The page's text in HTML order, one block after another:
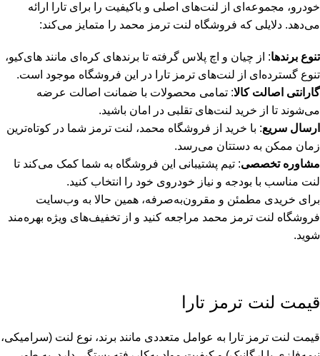
خودرو، مجموعه‌ای از لنت‌های اصلی و باکیفیت را برای تارا ارائه
می‌دهد. دلایلی که فروشگاه لنت ترمز محمد را متمایز می‌کند:
تنوع برندها: از چیان و اچ پلاس گرفته تا برندهای کره‌ای مانند های‌کیو،
تنوع گسترده‌ای از لنت‌های ترمز تارا در این فروشگاه موجود است.
گارانتی اصالت کالا: تمامی محصولات با ضمانت اصالت عرضه
می‌شوند تا از خرید لنت‌های تقلبی در امان باشید.
ارسال سریع: با خرید از فروشگاه محمد، لنت ترمز شما در کوتاه‌ترین
زمان ممکن به دستتان می‌رسد.
مشاوره تخصصی: تیم پشتیبانی این فروشگاه به شما کمک می‌کند تا
لنت مناسب با بودجه و نیاز خودروی خود را انتخاب کنید.
برای خریدی مطمئن و مقرون‌به‌صرفه، همین حالا به وب‌سایت
فروشگاه لنت ترمز محمد مراجعه کنید و از تخفیف‌های ویژه بهره‌مند
شوید.
قیمت لنت ترمز تارا
قیمت لنت ترمز تارا به عوامل متعددی مانند برند، نوع لنت (سرامیکی،